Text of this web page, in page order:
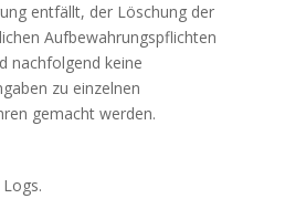
entfällt, der Löschung der
Aufbewahrungspflichten
nachfolgend keine
zu einzelnen
gemacht werden.